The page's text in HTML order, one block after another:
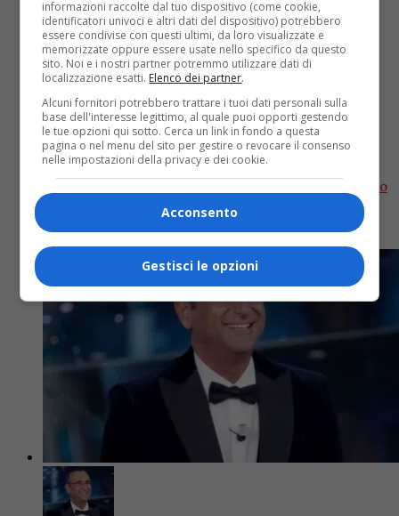
Musica2 anni fa
Sanremo Giovani, ecco chi sono i
finalisti
I 6 artisti che hanno passato la semifinale di Sanremo
Giovani e i due artisti vincitori del concorso Area
Sanremo andranno a comporre il parterre di...
informazioni raccolte dal tuo dispositivo (come cookie,
identificatori univoci e altri dati del dispositivo) potrebbero
essere condivise con questi ultimi, da loro visualizzate e
memorizzate oppure essere usate nello specifico da questo
sito. Noi e i nostri partner potremmo utilizzare dati di
localizzazione esatti. Elenco dei partner.
Alcuni fornitori potrebbero trattare i tuoi dati personali sulla
base dell'interesse legittimo, al quale puoi opporti gestendo
le tue opzioni qui sotto. Cerca un link in fondo a questa
pagina o nel menu del sito per gestire o revocare il consenso
nelle impostazioni della privacy e dei cookie.
Acconsento
Gestisci le opzioni